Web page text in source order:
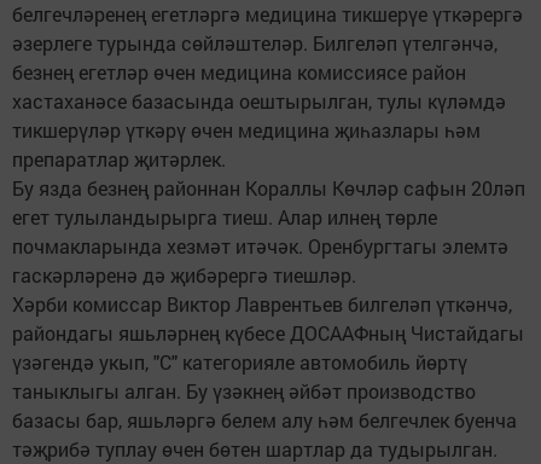
белгечләренең егетләргә медицина тикшерүе үткәрергә
әзерлеге турында сөйләштеләр. Билгеләп үтелгәнчә,
безнең егетләр өчен медицина комиссиясе район
хастаханәсе базасында оештырылган, тулы күләмдә
тикшерүләр үткәрү өчен медицина җиһазлары һәм
препаратлар җитәрлек.
Бу язда безнең районнан Кораллы Көчләр сафын 20ләп
егет тулыландырырга тиеш. Алар илнең төрле
почмакларында хезмәт итәчәк. Оренбургтагы элемтә
гаскәрләренә дә җибәрергә тиешләр.
Хәрби комиссар Виктор Лаврентьев билгеләп үткәнчә,
райондагы яшьләрнең күбесе ДОСААФның Чистайдагы
үзәгендә укып, "С" категорияле автомобиль йөртү
таныклыгы алган. Бу үзәкнең әйбәт производство
базасы бар, яшьләргә белем алу һәм белгечлек буенча
тәҗрибә туплау өчен бөтен шартлар да тудырылган.